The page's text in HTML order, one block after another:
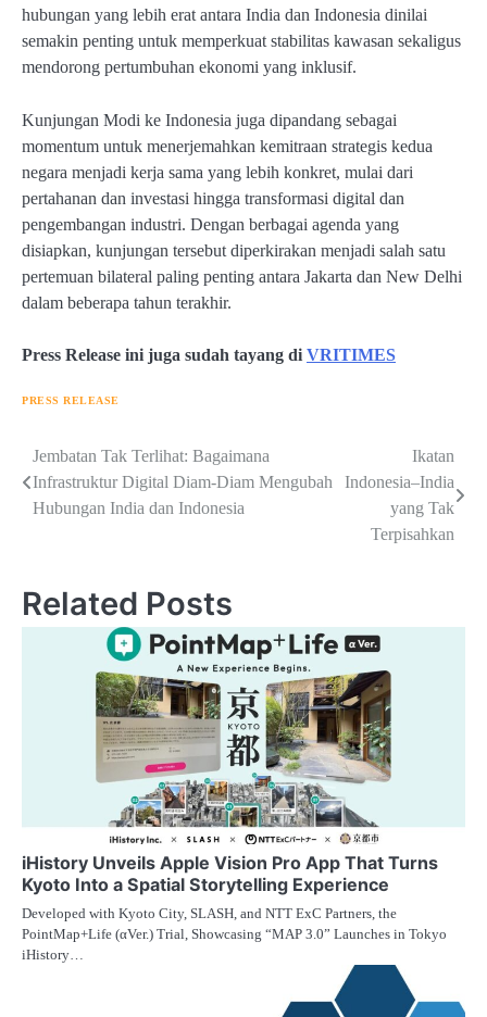
hubungan yang lebih erat antara India dan Indonesia dinilai
semakin penting untuk memperkuat stabilitas kawasan sekaligus
mendorong pertumbuhan ekonomi yang inklusif.
Kunjungan Modi ke Indonesia juga dipandang sebagai
momentum untuk menerjemahkan kemitraan strategis kedua
negara menjadi kerja sama yang lebih konkret, mulai dari
pertahanan dan investasi hingga transformasi digital dan
pengembangan industri. Dengan berbagai agenda yang
disiapkan, kunjungan tersebut diperkirakan menjadi salah satu
pertemuan bilateral paling penting antara Jakarta dan New Delhi
dalam beberapa tahun terakhir.
Press Release ini juga sudah tayang di VRITIMES
PRESS RELEASE
Navigasi
pos
Jembatan Tak Terlihat: Bagaimana
Infrastruktur Digital Diam-Diam Mengubah
Hubungan India dan Indonesia
Ikatan
Indonesia–India
yang Tak
Terpisahkan
Related Posts
iHistory Unveils Apple Vision Pro App That Turns
Kyoto Into a Spatial Storytelling Experience
Developed with Kyoto City, SLASH, and NTT ExC Partners, the
PointMap+Life (αVer.) Trial, Showcasing “MAP 3.0” Launches in Tokyo
iHistory…